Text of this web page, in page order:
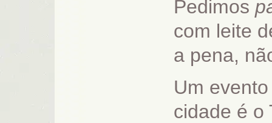
Pedimos
com leite
a pena,
Um
cidade é o